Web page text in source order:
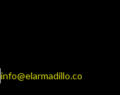
info@elarmadillo.co